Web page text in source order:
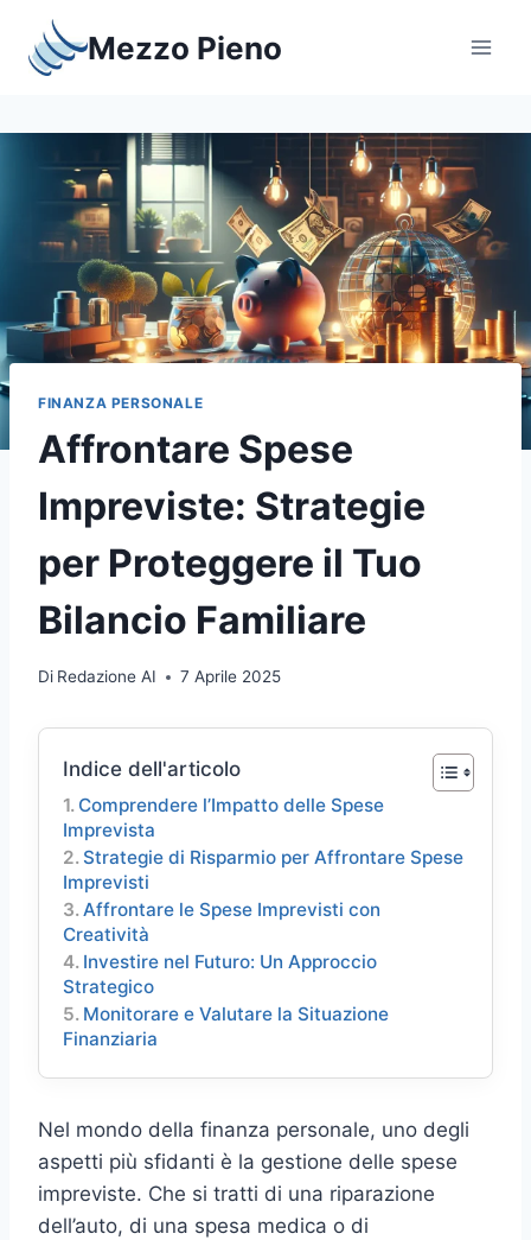
contenuto
Mezzo Pieno
FINANZA PERSONALE
Affrontare Spese
Impreviste: Strategie
per Proteggere il Tuo
Bilancio Familiare
Di Redazione AI 7 Aprile 2025
Indice dell'articolo
Comprendere l’Impatto delle Spese
Imprevista
Strategie di Risparmio per Affrontare Spese
Imprevisti
Affrontare le Spese Imprevisti con
Creatività
Investire nel Futuro: Un Approccio
Strategico
Monitorare e Valutare la Situazione
Finanziaria
Nel mondo della finanza personale, uno degli
aspetti più sfidanti è la gestione delle spese
impreviste. Che si tratti di una riparazione
dell’auto, di una spesa medica o di